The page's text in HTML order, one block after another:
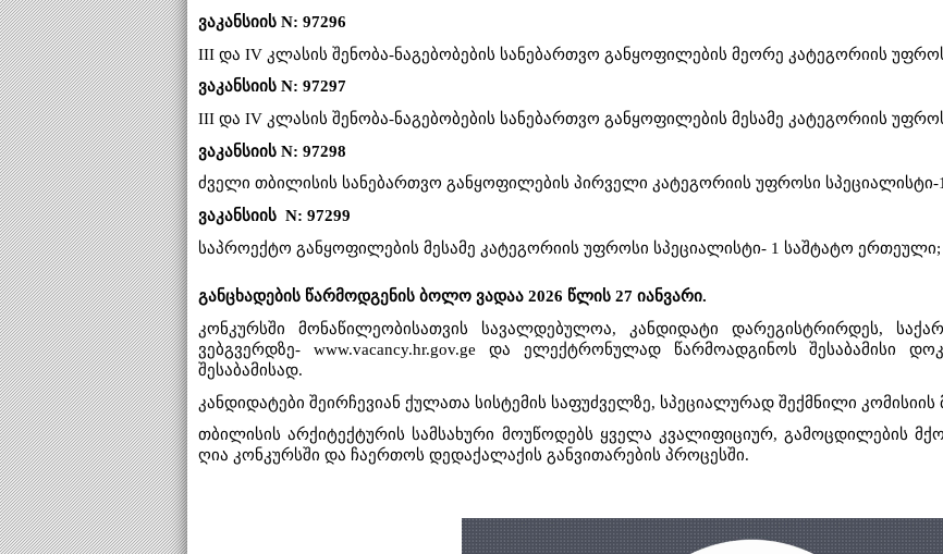
ვაკანსიის N: 97296
III და IV კლასის შენობა-ნაგებობების სანებართვო განყოფილების მეორე კატეგორიის
ვაკანსიის N: 97297
III და IV კლასის შენობა-ნაგებობების სანებართვო განყოფილების მესამე კატეგორიის
ვაკანსიის N: 97298
ძველი თბილისის სანებართვო განყოფილების პირველი კატეგორიის უფროსი
ვაკანსიის N: 97299
საპროექტო განყოფილების მესამე კატეგორიის უფროსი სპეციალისტი- 1 საშტატო ერთეული;
განცხადების წარმოდგენის ბოლო ვადაა 2026 წლის 27 იანვარი.
კონკურსში მონაწილეობისათვის სავალდებულოა, კანდიდატი დარეგისტრირდეს,
ვებგვერდზე- www.vacancy.hr.gov.ge და ელექტრონულად წარმოადგინოს შესაბამისი
შესაბამისად.
კანდიდატები შეირჩევიან ქულათა სისტემის საფუძველზე, სპეციალურად შექმნილი კომისიის
თბილისის არქიტექტურის სამსახური მოუწოდებს ყველა კვალიფიციურ, გამოცდილების
ღია კონკურსში და ჩაერთოს დედაქალაქის განვითარების პროცესში.